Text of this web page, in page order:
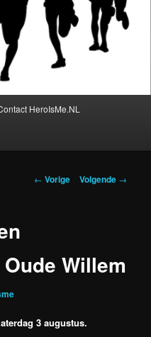
HeroIsMe.NL
Berichtnavigatie
← Vorige Volgende →
Willem
3 augustus.